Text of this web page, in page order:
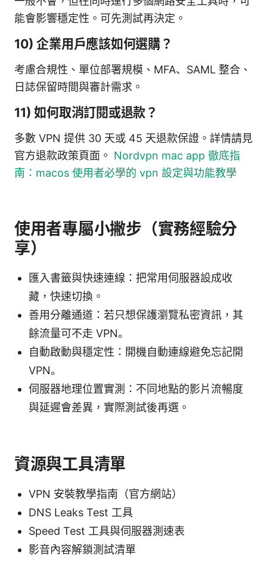
能會影響穩定性。可先測試再決定。
10) 企業用戶應該如何選購？
考慮合規性、單位部署規模、MFA、SAML 整合、
日誌保留時間與審計需求。
11) 如何取消訂閱或退款？
多數 VPN 提供 30 天或 45 天退款保證。詳情請見
官方退款政策頁面。 Nordvpn mac app 徹底指
南：macos 使用者必學的 vpn 設定與功能教學
使用者專屬小撇步（實務經驗分
享）
匯入書籤與快速連線：把常用伺服器設成收
藏，快速切換。
善用分離通道：若只想保護瀏覽私密資訊，其
餘流量可不走 VPN。
自動啟動與穩定性：開機自動連線避免忘記開
VPN。
伺服器地理位置實測：不同地點的影片流暢度
與延遲會差異，實際測試後再選。
資源與工具清單
VPN 安裝教學指南（官方網站）
DNS Leaks Test 工具
Speed Test 工具與伺服器測速表
影音內容解鎖測試清單